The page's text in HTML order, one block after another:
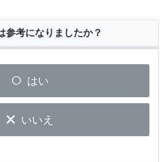
参考になりましたか？
はい
いいえ